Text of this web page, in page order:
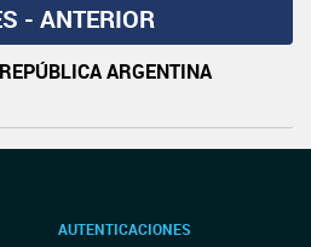
- ANTERIOR
ARGENTINA
AUTENTICACIONES